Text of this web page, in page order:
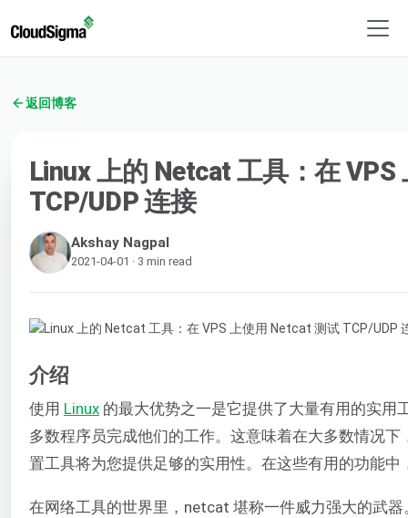
返回博客
Linux 上的 Netcat 工具：在
TCP/UDP 连接
Akshay Nagpal
2021-04-01 · 3 min read
介绍
使用 Linux 的最大优势之一是它提供了大量有用的实用
多数程序员完成他们的工作。这意味着在大多数情况
置工具将为您提供足够的实用性。在这些有用的功能
在网络工具的世界里，netcat 堪称一件威力强大的武